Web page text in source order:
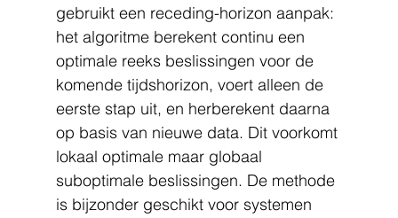
gebruikt een receding-horizon aanpak:
het algoritme berekent continu een
optimale reeks beslissingen voor de
komende tijdshorizon, voert alleen de
eerste stap uit, en herberekent daarna
op basis van nieuwe data. Dit voorkomt
lokaal optimale maar globaal
suboptimale beslissingen. De methode
is bijzonder geschikt voor systemen